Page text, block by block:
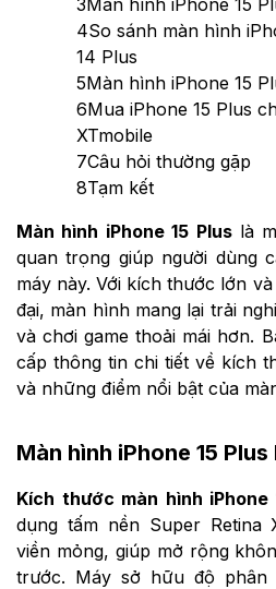
4So sánh màn hình
14 Plus
5Màn hình iPhone 15
6Mua iPhone 15 Plus
XTmobile
7Câu hỏi thường gặp
8Tạm kết
Màn hình iPhone 15 Pluslà
quan trọng giúp người dùng
máy này. Với kích thước lớn
đại, màn hình mang lại trải
và chơi game thoải mái hơn.
cấp thông tin chi tiết về kích
và những điểm nổi bật của
Màn hình iPhone 15
Kích thước màn hình iPhone
dụng tấm nền Super Retina
viền mỏng, giúp mở rộng
trước. Máy sở hữu độ phân